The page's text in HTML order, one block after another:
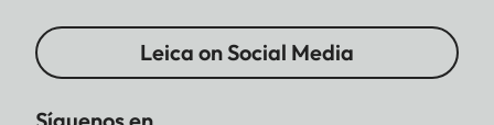
Leica on Social Media